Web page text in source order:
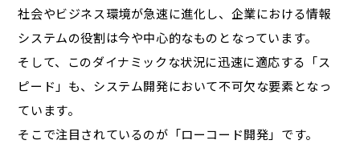
社会やビジネス環境が急速に進化し、企業における情報
システムの役割は今や中心的なものとなっています。
そして、このダイナミックな状況に迅速に適応する「ス
ピード」も、システム開発において不可欠な要素となっ
ています。
そこで注目されているのが「ローコード開発」です。